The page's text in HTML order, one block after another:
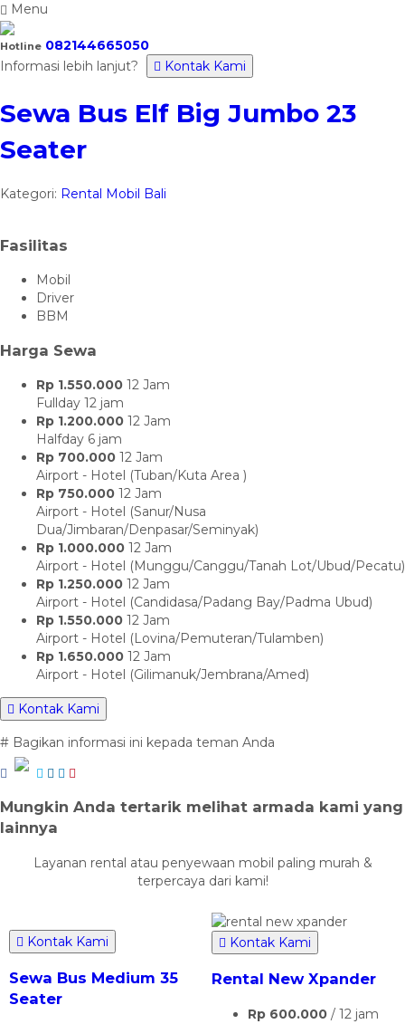
Menu
Hotline 082144665050
Informasi lebih lanjut?
Kontak Kami
Sewa Bus Elf Big Jumbo 23
Seater
Kategori: Rental Mobil Bali
Fasilitas
Mobil
Driver
BBM
Harga Sewa
Rp 1.550.000 12 Jam
Fullday 12 jam
Rp 1.200.000 12 Jam
Halfday 6 jam
Rp 700.000 12 Jam
Airport - Hotel (Tuban/Kuta Area )
Rp 750.000 12 Jam
Airport - Hotel (Sanur/Nusa
Dua/Jimbaran/Denpasar/Seminyak)
Rp 1.000.000 12 Jam
Airport - Hotel (Munggu/Canggu/Tanah Lot/Ubud/Pecatu)
Rp 1.250.000 12 Jam
Airport - Hotel (Candidasa/Padang Bay/Padma Ubud)
Rp 1.550.000 12 Jam
Airport - Hotel (Lovina/Pemuteran/Tulamben)
Rp 1.650.000 12 Jam
Airport - Hotel (Gilimanuk/Jembrana/Amed)
Kontak Kami
# Bagikan informasi ini kepada teman Anda
Mungkin Anda tertarik melihat armada kami yang
lainnya
Layanan rental atau penyewaan mobil paling murah &
terpercaya dari kami!
Kontak Kami
Sewa Bus Medium 35
Seater
Kontak Kami
Rental New Xpander
Rp 600.000 / 12 jam